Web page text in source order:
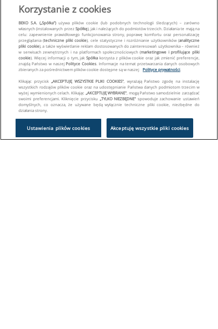
Korzystanie z cookies
BEKO S.A. („Spółka")używa plików cookie (lub podobnych technologii śledzących) – zarówno
własnych (instalowanych przezSpółkę), jak i należących do podmiotów trzecich. Działania te mają na
celu: zapewnienie prawidłowego funkcjonowania strony, poprawę komfortu oraz personalizację
przeglądania (techniczne pliki cookie), cele statystyczne i rozróżnianie użytkowników (analityczne
pliki cookie), a także wyświetlanie reklam dostosowanych do zainteresowań użytkownika – również
w serwisach zewnętrznych i na platformach społecznościowych (marketingowe i profilujące pliki
cookie). Więcej informacji o tym, jakSpółka korzysta z plików cookie oraz jak zmienić preferencje,
znajdą Państwo w naszejPolityce Cookies . Informacje na temat przetwarzania danych osobowych
zbieranych za pośrednictwem plików cookie dostępne są w naszej
Polityce prywatności
Klikając przycisk „AKCEPTUJĘ WSZYSTKIE PLIKI COOKIES" , wyrażają Państwo zgodę na instalację
wszystkich rodzajów plików cookie oraz na udostępnianie Państwa danych podmiotom trzecim w
wyżej wymienionych celach. Klikając „AKCEPTUJĘ WYBRANE" , mogą Państwo samodzielnie zarządzać
swoimi preferencjami. Kliknięcie przycisku „TYLKO NIEZBĘDNE" spowoduje zachowanie ustawień
domyślnych, co oznacza, że używane będą wyłącznie techniczne pliki cookie, niezbędne do
działania strony.
Ustawienia plików cookies Akceptuję wszystkie pliki cookies